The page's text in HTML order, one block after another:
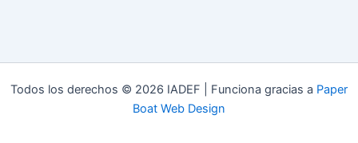
Todos los derechos © 2026 IADEF | Funciona gracias a Paper
Boat Web Design